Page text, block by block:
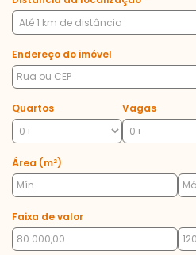
Endereço do imóvel
Quartos Vagas
Área (m²)
Faixa de valor